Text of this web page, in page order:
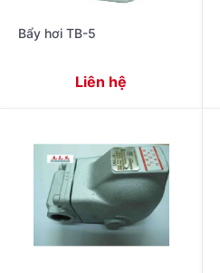
Bẩy hơi TB-5
Liên hệ